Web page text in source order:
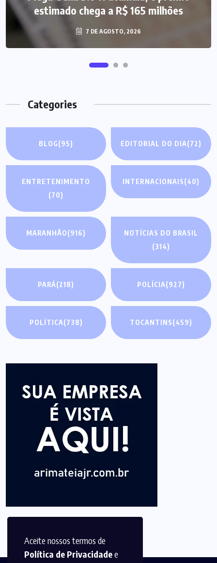
Aceite nossos termos de
Política de Privacidadee
estimado chega a R$ 165 milhões
7 DE AGOSTO, 2026
Categories
BLOG(95) EDITORIAL DO DIA(72)
ENTRETENIMENTO
(70)
INTERNACIONAIS(40)
MARANHÃO(916)
NOTÍCIAS DO BRASIL
(314)
PARÁ(218) POLÍCIA(927)
POLÍTICA(738) TOCANTINS(459)